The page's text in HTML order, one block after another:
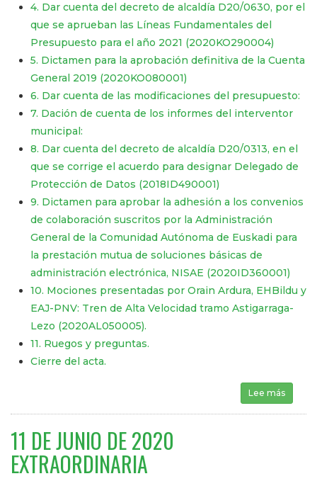
4. Dar cuenta del decreto de alcaldía D20/0630, por el
que se aprueban las Líneas Fundamentales del
Presupuesto para el año 2021 (2020KO290004)
5. Dictamen para la aprobación definitiva de la Cuenta
General 2019 (2020KO080001)
6. Dar cuenta de las modificaciones del presupuesto:
7. Dación de cuenta de los informes del interventor
municipal:
8. Dar cuenta del decreto de alcaldía D20/0313, en el
que se corrige el acuerdo para designar Delegado de
Protección de Datos (2018ID490001)
9. Dictamen para aprobar la adhesión a los convenios
de colaboración suscritos por la Administración
General de la Comunidad Autónoma de Euskadi para
la prestación mutua de soluciones básicas de
administración electrónica, NISAE (2020ID360001)
10. Mociones presentadas por Orain Ardura, EHBildu y
EAJ-PNV: Tren de Alta Velocidad tramo Astigarraga-
Lezo (2020AL050005).
11. Ruegos y preguntas.
Cierre del acta.
Lee más
11 DE JUNIO DE 2020
EXTRAORDINARIA